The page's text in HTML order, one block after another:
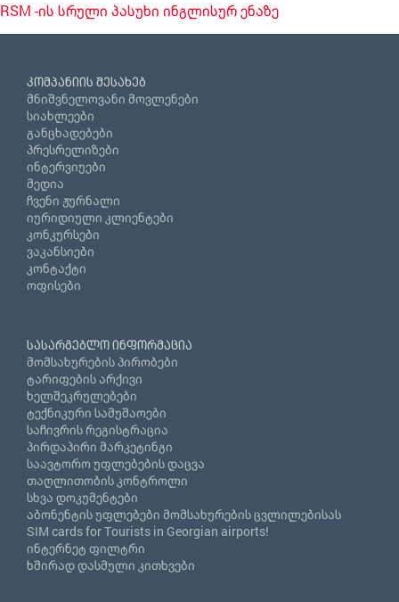
RSM -ის სრული პასუხი ინგლისურ ენაზე
კომპანიის შესახებ
მნიშვნელოვანი მოვლენები
სიახლეები
განცხადებები
პრესრელიზები
ინტერვიუები
მედია
ჩვენი ჟურნალი
იურიდიული კლიენტები
კონკურსები
ვაკანსიები
კონტაქტი
ოფისები
სასარგებლო ინფორმაცია
მომსახურების პირობები
ტარიფების არქივი
ხელშეკრულებები
ტექნიკური სამუშაოები
საჩივრის რეგისტრაცია
პირდაპირი მარკეტინგი
საავტორო უფლებების დაცვა
თაღლითობის კონტროლი
სხვა დოკუმენტები
აბონენტის უფლებები მომსახურების ცვლილებისას
SIM cards for Tourists in Georgian airports!
ინტერნეტ ფილტრი
ხშირად დასმული კითხვები